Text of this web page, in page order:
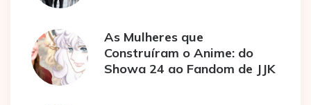
As Mulheres que
Construíram o Anime: do
Showa 24 ao Fandom de JJK